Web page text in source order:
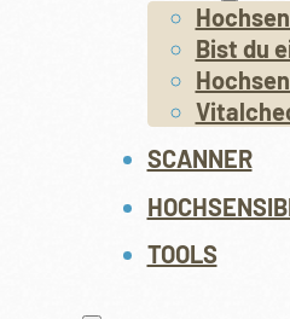
Bist du
SCANNER
TOOLS